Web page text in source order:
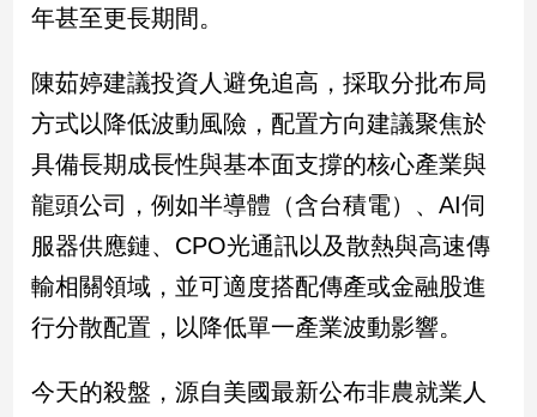
年甚至更長期間。
陳茹婷建議投資人避免追高，採取分批布局
方式以降低波動風險，配置方向建議聚焦於
具備長期成長性與基本面支撐的核心產業與
龍頭公司，例如半導體（含台積電）、AI伺
服器供應鏈、CPO光通訊以及散熱與高速傳
輸相關領域，並可適度搭配傳產或金融股進
行分散配置，以降低單一產業波動影響。
今天的殺盤，源自美國最新公布非農就業人